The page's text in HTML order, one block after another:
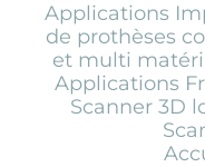
Applications
de prothèses
et multi
Applications
Scanner 3D